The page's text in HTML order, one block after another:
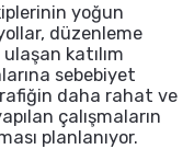
yoğun
düzenleme
katılım
sebebiyet
daha rahat ve
çalışmaların
planlanıyor.